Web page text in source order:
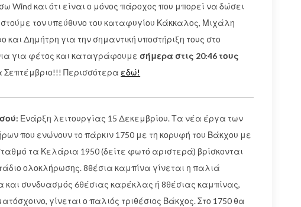
Wind και ότι είναι ο μόνος πάροχος που μπορεί να δώσει
τον υπεύθυνο του καταφυγίου Κάκκαλος, Μιχάλη
Δημήτρη για την σημαντική υποστήριξη τους στο
για φέτος και καταγράφουμε σήμερα στις 20:46 τους
Περισσότερα εδώ!
Ενάρξη λειτουργίας 15 Δεκεμβρίου. Τα νέα έργα των
που ενώνουν το πάρκιν 1750 με τη κορυφή του Βάκχου με
τα Κελάρια 1950 (δείτε φωτό αριστερά) βρίσκονται
ολοκλήρωσης. 8θέσια καμπίνα γίνεται η παλιά
και συνδυασμός 6θέσιας καρέκλας ή 8θέσιας καμπίνας,
γίνεται ο παλιός τριθέσιος Βάκχος. Στο 1750 θα